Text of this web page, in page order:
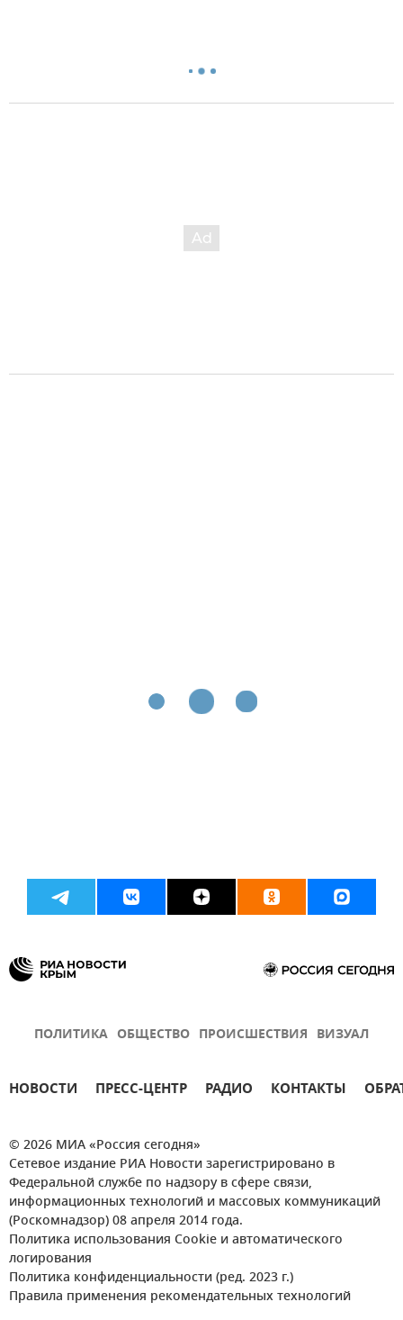
ПОЛИТИКА ОБЩЕСТВО ПРОИСШЕСТВИЯ ВИЗУАЛ
НОВОСТИ ПРЕСС-ЦЕНТР РАДИО КОНТАКТЫ
© 2026 МИА «Россия сегодня»
Сетевое издание РИА Новости зарегистрировано в
Федеральной службе по надзору в сфере связи,
информационных технологий и массовых коммуникаций
(Роскомнадзор) 08 апреля 2014 года.
Политика использования Cookie и автоматического
логирования
Политика конфиденциальности (ред. 2023 г.)
Правила применения рекомендательных технологий